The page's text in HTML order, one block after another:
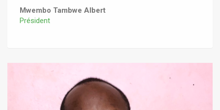
Mwembo Tambwe Albert
Président